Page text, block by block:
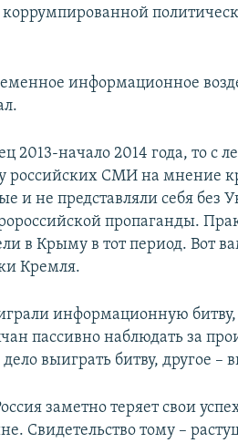
информационное
2013-начало 2014 года, то с
российских СМИ на мнение
и не представляли себя без
пропаганды.
в Крыму в тот период. Вот
Кремля.
информационную битву,
пассивно наблюдать за
выиграть битву, другое –
заметно теряет свои
Свидетельство тому –